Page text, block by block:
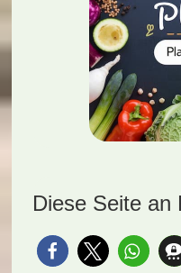
Diese Seite an